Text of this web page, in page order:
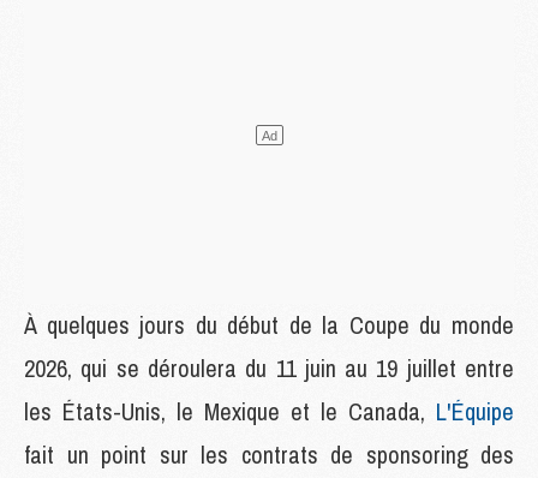
À quelques jours du début de la Coupe du monde
2026, qui se déroulera du 11 juin au 19 juillet entre
les États-Unis, le Mexique et le Canada, L'Équipe
fait un point sur les contrats de sponsoring des